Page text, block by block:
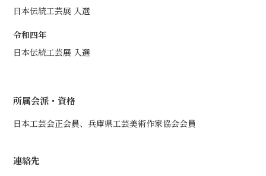
日本伝統工芸展 入選
令和四年
日本伝統工芸展 入選
所属会派・資格
日本工芸会正会員、兵庫県工芸美術作家協会会員
連絡先